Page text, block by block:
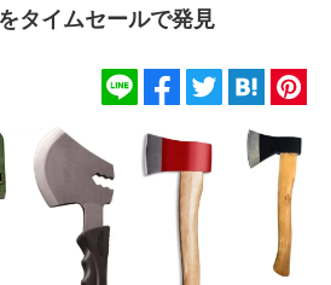
タイムセールで発見